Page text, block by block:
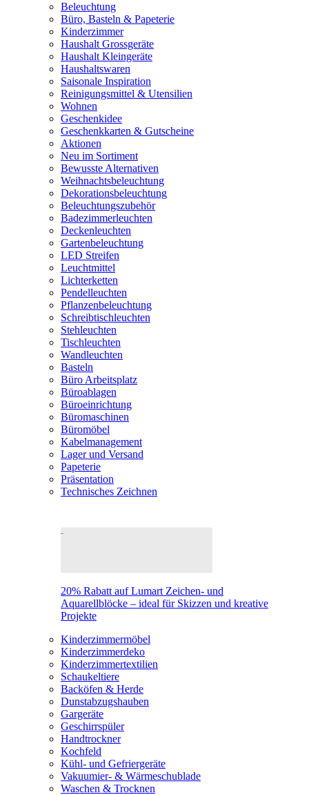
Beleuchtung
Büro, Basteln & Papeterie
Kinderzimmer
Haushalt Grossgeräte
Haushalt Kleingeräte
Haushaltswaren
Saisonale Inspiration
Reinigungsmittel & Utensilien
Wohnen
Geschenkidee
Geschenkkarten & Gutscheine
Aktionen
Neu im Sortiment
Bewusste Alternativen
Weihnachtsbeleuchtung
Dekorationsbeleuchtung
Beleuchtungszubehör
Badezimmerleuchten
Deckenleuchten
Gartenbeleuchtung
LED Streifen
Leuchtmittel
Lichterketten
Pendelleuchten
Pflanzenbeleuchtung
Schreibtischleuchten
Stehleuchten
Tischleuchten
Wandleuchten
Basteln
Büro Arbeitsplatz
Büroablagen
Büroeinrichtung
Büromaschinen
Büromöbel
Kabelmanagement
Lager und Versand
Papeterie
Präsentation
Technisches Zeichnen
20% Rabatt auf Lumart Zeichen- und
Aquarellblöcke – ideal für Skizzen und kreative
Projekte
Kinderzimmermöbel
Kinderzimmerdeko
Kinderzimmertextilien
Schaukeltiere
Backöfen & Herde
Dunstabzugshauben
Gargeräte
Geschirrspüler
Handtrockner
Kochfeld
Kühl- und Gefriergeräte
Vakuumier- & Wärmeschublade
Waschen & Trocknen